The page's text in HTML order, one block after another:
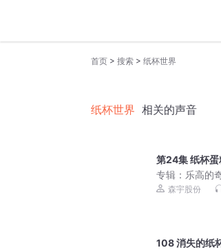
首页 > 搜索 > 纸杯世界
纸杯世界 相关的声音
第24集 纸杯蛋
专辑： 乐高的
森宇股份
108 消失的纸